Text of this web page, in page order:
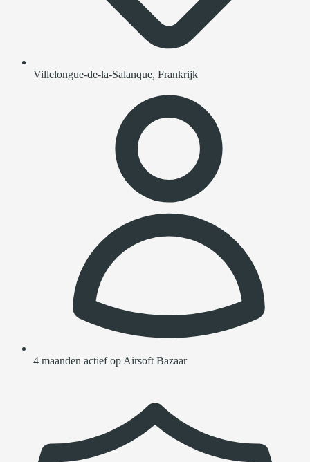
Villelongue-de-la-Salanque, Frankrijk
4 maanden actief op Airsoft Bazaar